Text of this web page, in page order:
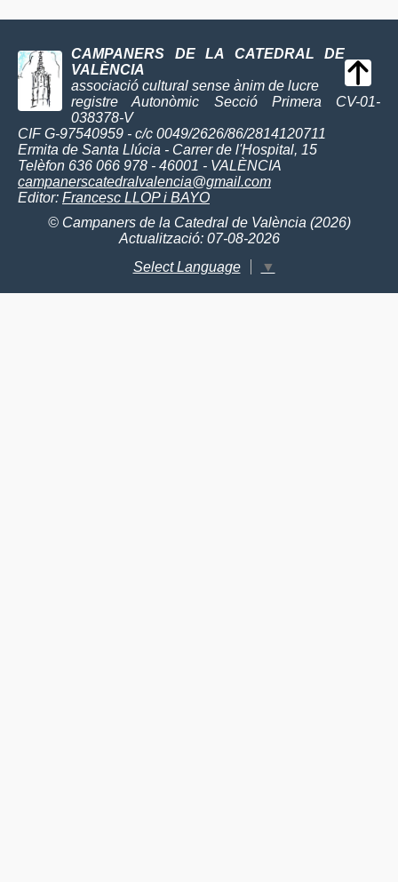
CAMPANERS DE LA CATEDRAL DE
VALÈNCIA
associació cultural sense ànim de lucre
registre Autonòmic Secció Primera CV-01-
038378-V
CIF G-97540959 - c/c 0049/2626/86/2814120711
Ermita de Santa Llúcia - Carrer de l'Hospital, 15
Telèfon 636 066 978 - 46001 - VALÈNCIA
campanerscatedralvalencia@gmail.com
Editor: Francesc LLOP i BAYO
© Campaners de la Catedral de València (2026)
Actualització: 07-08-2026
Select Language
▼